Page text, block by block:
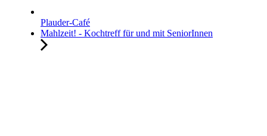
Plauder-Café
Mahlzeit! - Kochtreff für und mit SeniorInnen